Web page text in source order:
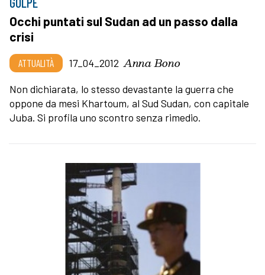
Occhi puntati sul Sudan ad un passo dalla
crisi
ATTUALITÀ 17_04_2012 Anna Bono
Non dichiarata, lo stesso devastante la guerra che
oppone da mesi Khartoum, al Sud Sudan, con capitale
Juba. Si profila uno scontro senza rimedio.